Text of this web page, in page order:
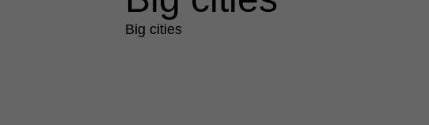
Big cities